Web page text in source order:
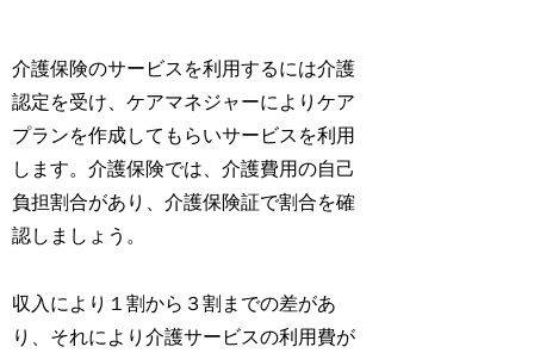
介護保険のサービスを利用するには介護
認定を受け、ケアマネジャーによりケア
プランを作成してもらいサービスを利用
します。介護保険では、介護費用の自己
負担割合があり、介護保険証で割合を確
認しましょう。
収入により１割から３割までの差があ
り、それにより介護サービスの利用費が